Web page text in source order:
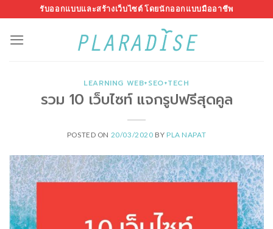
content
รับออกแบบและสร้างเว็บไซต์ โดยนักออกแบบมืออาชีพ
LEARNING WEB+SEO+TECH
รวม 10 เว็บไซท์ แจกรูปฟรีสุดคูล
POSTED ON 20/03/2020 BY PLA NAPAT